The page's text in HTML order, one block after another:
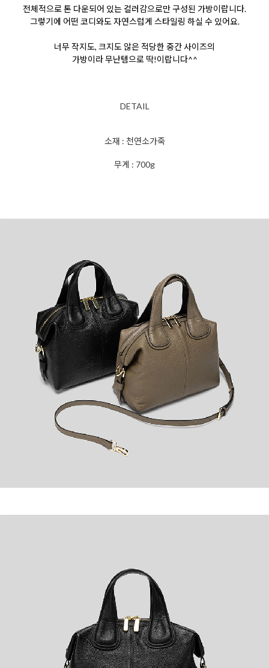
전체적으로 톤 다운되어 있는 컬러감으로만 구성된 가방이랍니다.
그렇기에 어떤 코디와도 자연스럽게 스타일링 하실 수 있어요.
너무 작지도, 크지도 않은 적당한 중간 사이즈의
가방이라 무난템으로 딱!이랍니다^^
DETAIL
소재 : 천연소가죽
무게 : 700g